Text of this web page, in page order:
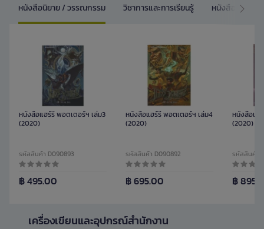
หนังสือนิยาย / วรรณกรรม วิชาการและการเรียนรู้ หนังสือการ์ตูน/
หนังสือแฮร์รี่ พอตเตอร์ฯ เล่ม3
(2020)
รหัสสินค้า D090893
฿ 495.00
หนังสือแฮร์รี่ พอตเตอร์ฯ เล่ม4
(2020)
รหัสสินค้า D090892
฿ 695.00
หนังสือแฮ
(2020)
รหัสสินค้า
฿
เครื่องเขียนและอุปกรณ์สำนักงาน